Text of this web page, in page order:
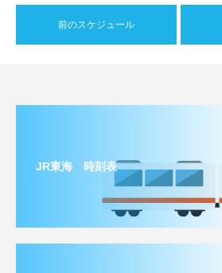
前のスケジュール
JR東海 時刻表